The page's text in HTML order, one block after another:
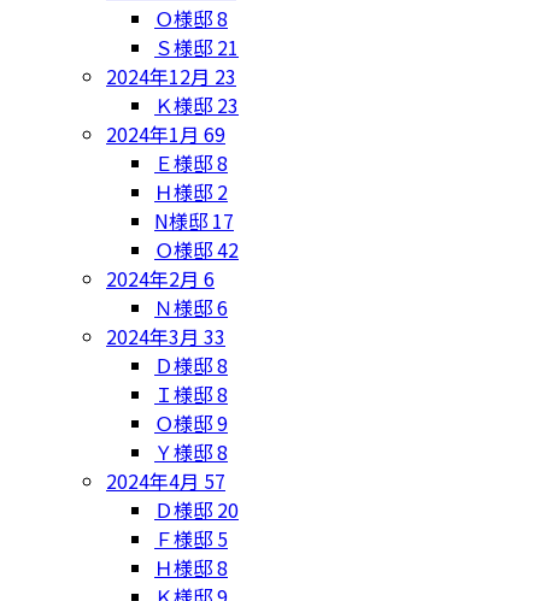
Ｏ様邸8
Ｓ様邸 21
2024年12月 23
Ｋ様邸 23
2024年1月 69
Ｅ様邸8
Ｈ様邸 2
N様邸 17
Ｏ様邸42
2024年2月 6
Ｎ様邸6
2024年3月 33
Ｄ様邸8
Ｉ様邸8
Ｏ様邸9
Ｙ様邸8
2024年4月 57
Ｄ様邸 20
Ｆ様邸 5
Ｈ様邸8